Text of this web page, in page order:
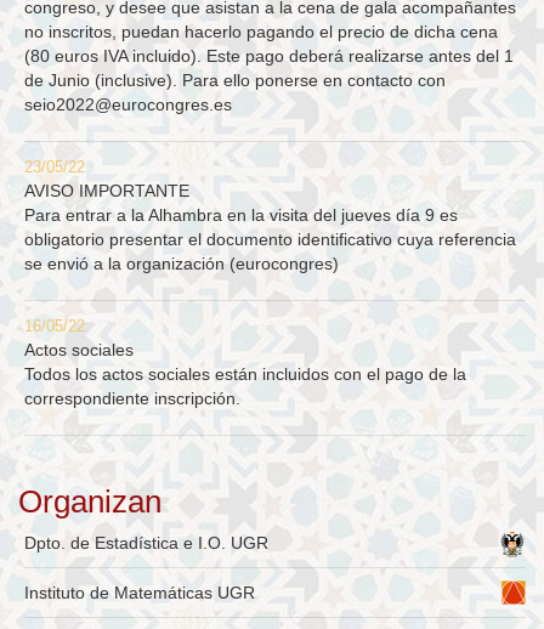
congreso, y desee que asistan a la cena de gala acompañantes
no inscritos, puedan hacerlo pagando el precio de dicha cena
(80 euros IVA incluido). Este pago deberá realizarse antes del 1
de Junio (inclusive). Para ello ponerse en contacto con
seio2022@eurocongres.es
23/05/22
AVISO IMPORTANTE
Para entrar a la Alhambra en la visita del jueves día 9 es
obligatorio presentar el documento identificativo cuya referencia
se envió a la organización (eurocongres)
16/05/22
Actos sociales
Todos los actos sociales están incluidos con el pago de la
correspondiente inscripción.
Organizan
Dpto. de Estadística e I.O. UGR
Instituto de Matemáticas UGR